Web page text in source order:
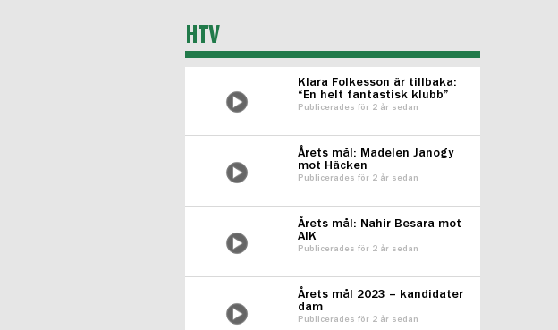
HTV
Klara Folkesson är tillbaka:
“En helt fantastisk klubb”
Publicerades för 2 år sedan
Årets mål: Madelen Janogy
mot Häcken
Publicerades för 2 år sedan
Årets mål: Nahir Besara mot
AIK
Publicerades för 2 år sedan
Årets mål 2023 – kandidater
dam
Publicerades för 2 år sedan